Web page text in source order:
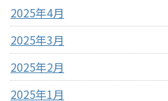
2025年4月
2025年3月
2025年2月
2025年1月